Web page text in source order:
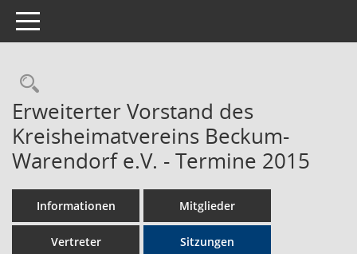
Toggle navigation
Rechercheauswahl
Erweiterter Vorstand des
Kreisheimatvereins Beckum-
Warendorf e.V. - Termine 2015
Informationen Mitglieder
Vertreter Sitzungen